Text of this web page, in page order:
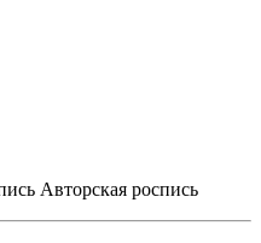
Авторская роспись